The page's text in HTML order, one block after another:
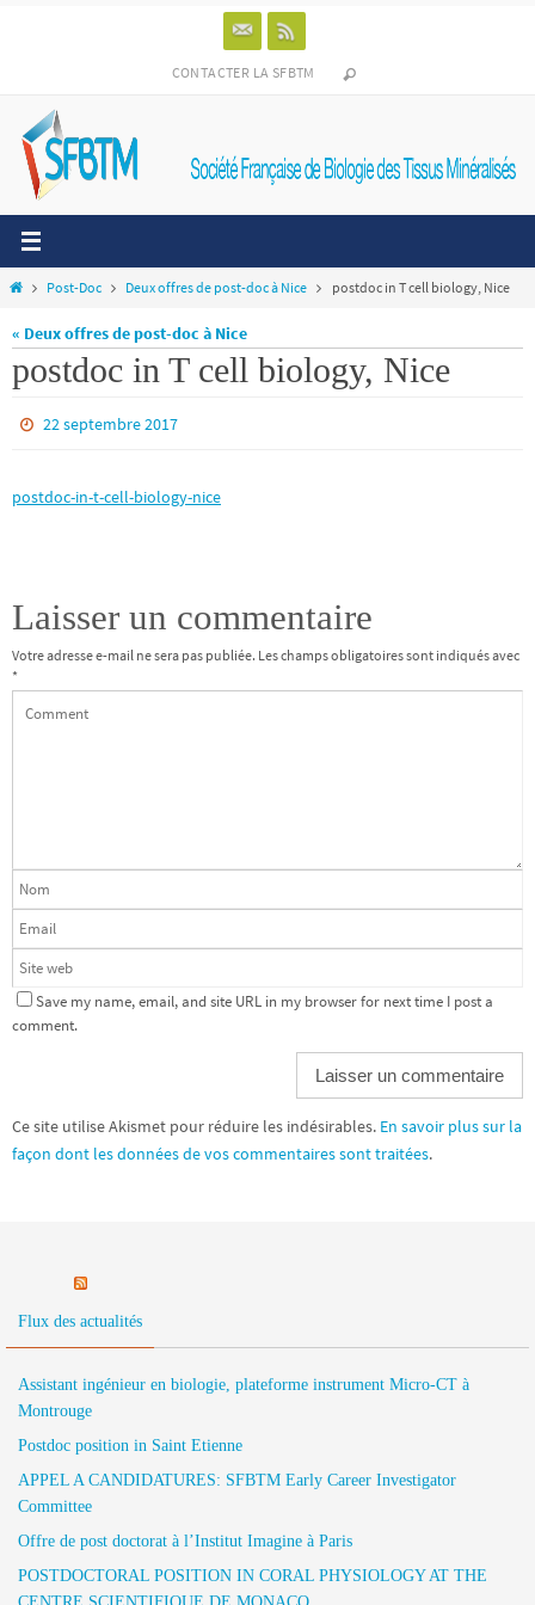
CONTACTER LA SFBTM
HomePost-Doc Deux offres de post-doc à Nice postdoc in T cell biology, Nice
« Deux offres de post-doc à Nice
postdoc in T cell biology, Nice
22 septembre 2017
postdoc-in-t-cell-biology-nice
Laisser un commentaire
Votre adresse e-mail ne sera pas publiée. Les champs obligatoires sont indiqués avec
*
Save my name, email, and site URL in my browser for next time I post a
comment.
Ce site utilise Akismet pour réduire les indésirables. En savoir plus sur la
façon dont les données de vos commentaires sont traitées.
Flux des actualités
Assistant ingénieur en biologie, plateforme instrument Micro-CT à
Montrouge
Postdoc position in Saint Etienne
APPEL A CANDIDATURES: SFBTM Early Career Investigator
Committee
Offre de post doctorat à l’Institut Imagine à Paris
POSTDOCTORAL POSITION IN CORAL PHYSIOLOGY AT THE